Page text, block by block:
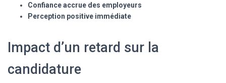
Confiance accrue des employeurs
Perception positive immédiate
Impact d’un retard sur la
candidature